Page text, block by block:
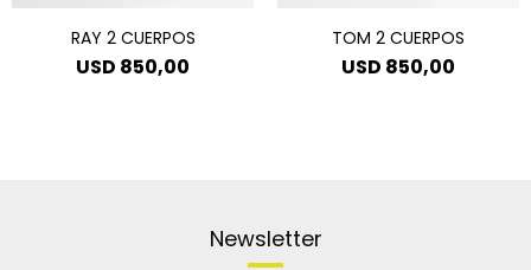
RAY 2 CUERPOS
USD 850,00
TOM 2 CUERPOS
USD 850,00
Newsletter